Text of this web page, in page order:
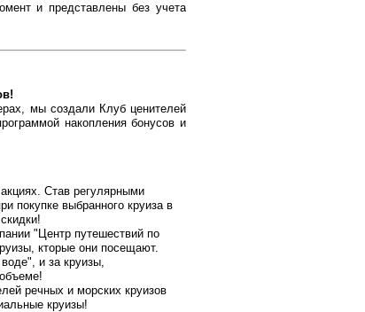
и представлены без учета
мы создали Клуб ценителей
накопления бонусов и
Став регулярными
покупке выбранного круиза в
"Центр путешествий по
кторые они посещают.
и за круизы,
речных и морских круизов
круизы!